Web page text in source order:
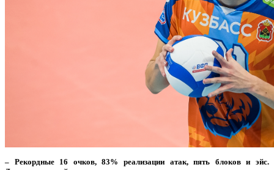
– Рекордные 16 очков, 83% реализации атак, пять блоков и эйс.